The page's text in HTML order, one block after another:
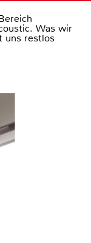
Was wir
uns restlos